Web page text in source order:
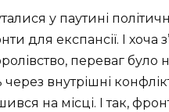
у паутині
для експансії. І хоча
переваг було
внутрішні
на місці. І так,